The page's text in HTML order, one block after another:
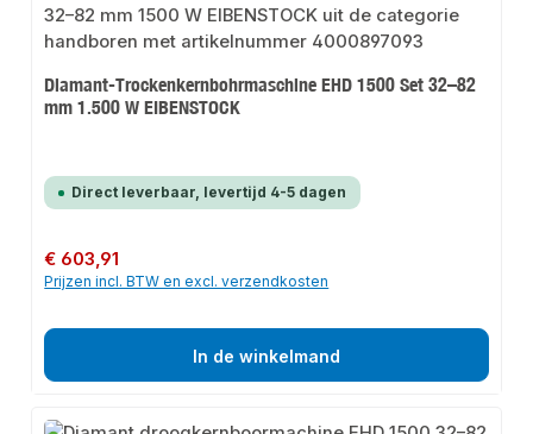
Diamant-Trockenkernbohrmaschine EHD 1500 Set 32–82
mm 1.500 W EIBENSTOCK
Direct leverbaar, levertijd 4-5 dagen
Normale prijs:
€ 603,91
Prijzen incl. BTW en excl. verzendkosten
In de winkelmand